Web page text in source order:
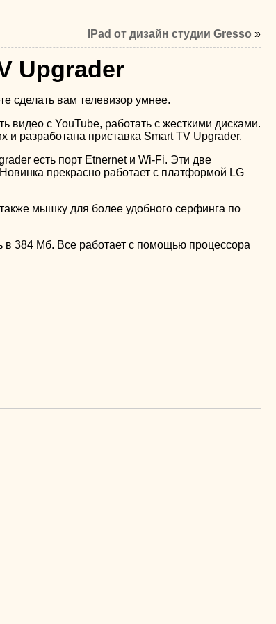
IPad от дизайн студии Gresso »
Upgrader
сделать вам телевизор умнее.
видео с YouTube, работать с жесткими дисками.
и разработана приставка Smart TV Upgrader.
есть порт Etnernet и Wi-Fi. Эти две
прекрасно работает с платформой LG
мышку для более удобного серфинга по
в 384 Мб. Все работает с помощью процессора